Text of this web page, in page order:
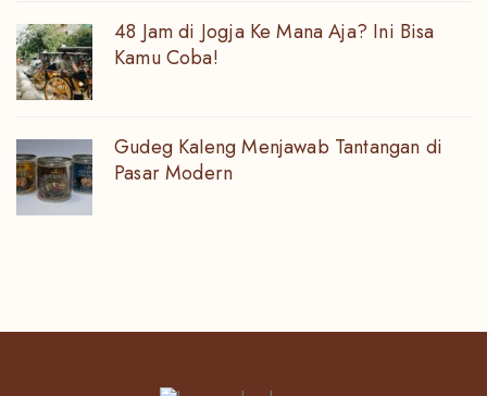
48 Jam di Jogja Ke Mana Aja? Ini Bisa
Kamu Coba!
Gudeg Kaleng Menjawab Tantangan di
Pasar Modern